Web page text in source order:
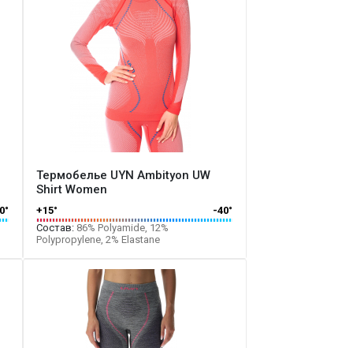
Термобелье UYN Ambityon UW
Shirt Women
+15°
-40°
Состав:86% Polyamide, 12%
Polypropylene, 2% Elastane